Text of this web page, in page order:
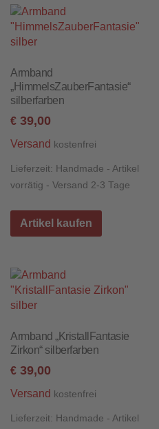
Armband
„HimmelsZauberFantasie“
silberfarben
€ 39,00
Versand kostenfrei
Lieferzeit: Handmade - Artikel
vorrätig - Versand 2-3 Tage
Artikel kaufen
Armband „KristallFantasie
Zirkon“ silberfarben
€ 39,00
Versand kostenfrei
Lieferzeit: Handmade - Artikel